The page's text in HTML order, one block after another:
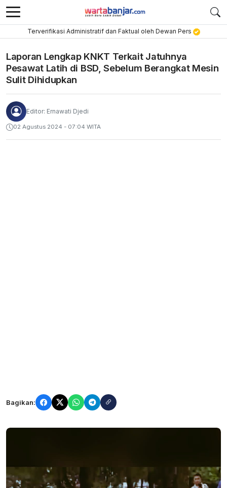
Terverifikasi Administratif dan Faktual oleh Dewan Pers
Laporan Lengkap KNKT Terkait Jatuhnya
Pesawat Latih di BSD, Sebelum Berangkat Mesin
Sulit Dihidupkan
Editor: Ernawati Djedi
02 Agustus 2024 - 07:04 WITA
Bagikan: